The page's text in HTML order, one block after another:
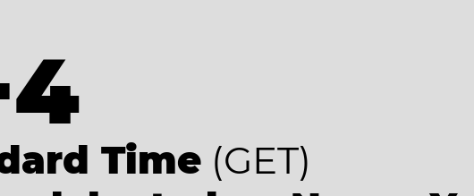
Time (GET)